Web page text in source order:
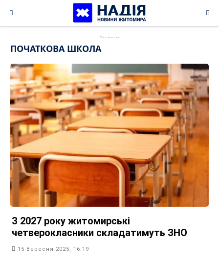
content
ПОЧАТКОВА ШКОЛА
З 2027 року житомирські
четверокласники складатимуть ЗНО
15 Вересня 2025, 16:19